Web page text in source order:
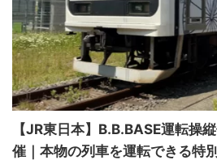
【JR東日本】B.B.BASE運転操
催｜本物の列車を運転できる特